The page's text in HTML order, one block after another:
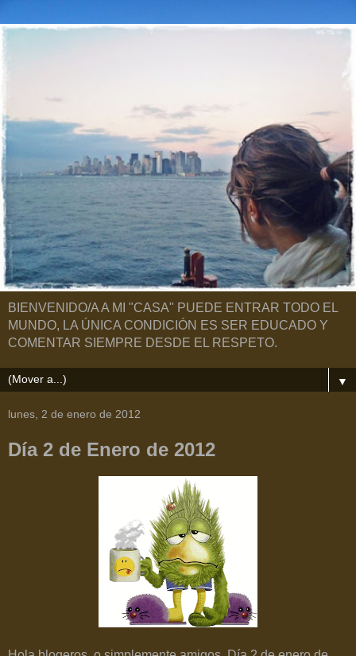
BIENVENIDO/A A MI "CASA" PUEDE ENTRAR TODO EL
MUNDO, LA ÚNICA CONDICIÓN ES SER EDUCADO Y
COMENTAR SIEMPRE DESDE EL RESPETO.
▼
lunes, 2 de enero de 2012
Día 2 de Enero de 2012